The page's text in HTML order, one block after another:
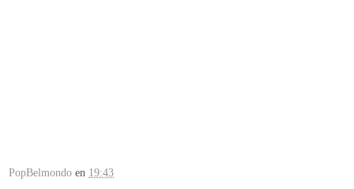
PopBelmondo en 19:43